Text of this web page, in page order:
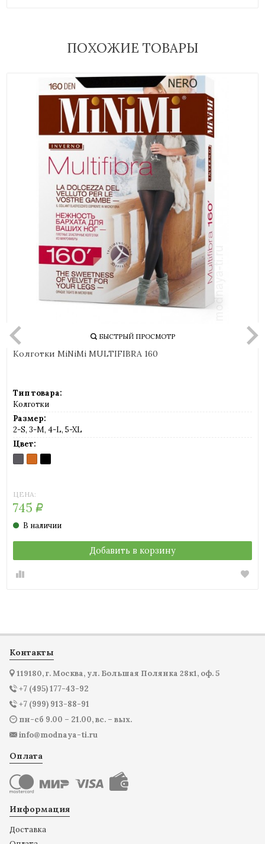
ПОХОЖИЕ ТОВАРЫ
БЫСТРЫЙ ПРОСМОТР
Колготки MiNiMi MULTIFIBRA 160
Тип товара:
Колготки
Размер:
2-S, 3-M, 4-L, 5-XL
Цвет:
FUMO
(серый)
MOKA
(шоколад)
NERO
(черный)
ЦЕНА:
745 Р
В наличии
Добавить в корзину
Контакты
119180, г. Москва, ул. Большая Полянка 28к1, оф. 5
+7 (495) 177-43-92
+7 (999) 913-88-91
пн-сб 9.00 – 21.00, вс. – вых.
info@modnaya-ti.ru
Оплата
Информация
Доставка